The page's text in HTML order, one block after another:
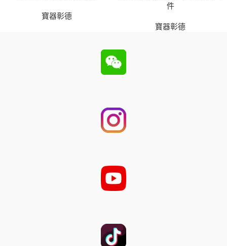
寶器彰德
件
寶器彰德